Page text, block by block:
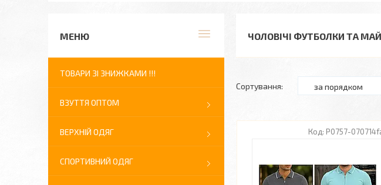
ЧОЛОВІЧІ ФУТБОЛКИ ТА
P0757-
ТОВАРИ ЗІ ЗНИЖКАМИ !!!
ВЗУТТЯ ОПТОМ
ВЕРХНІЙ ОДЯГ
СПОРТИВНИЙ ОДЯГ